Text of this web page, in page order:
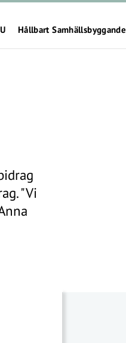
Hållbart Samhällsbyggande
"Vi